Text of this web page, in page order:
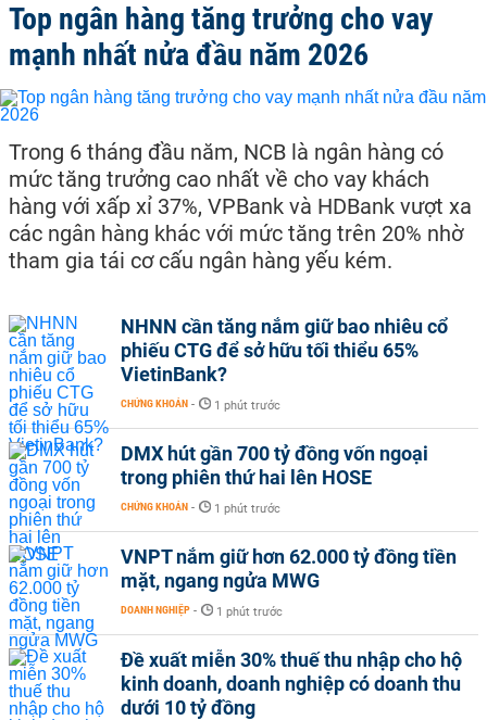
Top ngân hàng tăng trưởng cho vay
mạnh nhất nửa đầu năm 2026
Trong 6 tháng đầu năm, NCB là ngân hàng có
mức tăng trưởng cao nhất về cho vay khách
hàng với xấp xỉ 37%, VPBank và HDBank vượt xa
các ngân hàng khác với mức tăng trên 20% nhờ
tham gia tái cơ cấu ngân hàng yếu kém.
NHNN cần tăng nắm giữ bao nhiêu cổ
phiếu CTG để sở hữu tối thiểu 65%
VietinBank?
CHỨNG KHOÁN - 1 phút trước
DMX hút gần 700 tỷ đồng vốn ngoại
trong phiên thứ hai lên HOSE
CHỨNG KHOÁN - 1 phút trước
VNPT nắm giữ hơn 62.000 tỷ đồng tiền
mặt, ngang ngửa MWG
DOANH NGHIỆP - 1 phút trước
Đề xuất miễn 30% thuế thu nhập cho hộ
kinh doanh, doanh nghiệp có doanh thu
dưới 10 tỷ đồng